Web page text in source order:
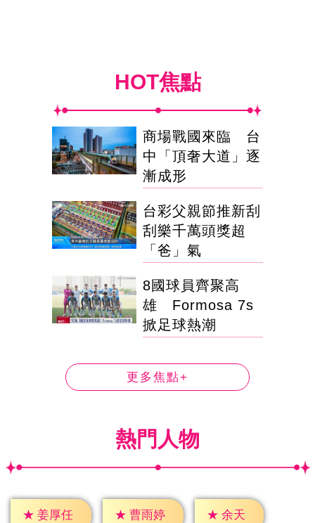
HOT焦點
商場戰國來臨 台
中「頂奢大道」逐
漸成形
台彩父親節推新刮
刮樂千萬頭獎超
「爸」氣
8國球員齊聚高
雄 Formosa 7s
掀足球熱潮
更多焦點+
熱門人物
★ 姜厚任 ★ 曹雨婷 ★ 余天